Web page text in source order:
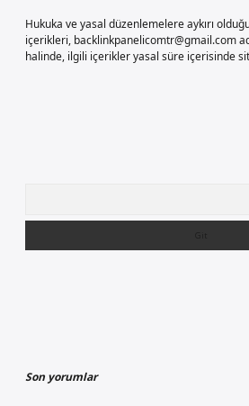
Hukuka ve yasal düzenlemelere aykırı
içerikleri, backlinkpanelicomtr@gmail.com
halinde, ilgili içerikler yasal süre içerisinde
Son yorumlar